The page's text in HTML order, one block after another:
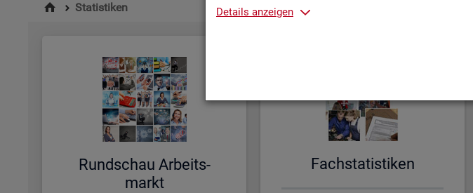
Details anzeigen
Statistiken
Rund­schau Ar­beits­
markt
Fach­sta­tis­ti­ken